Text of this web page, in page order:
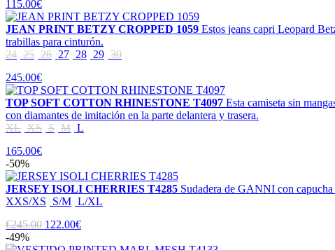
115.00€
JEAN PRINT BETZY CROPPED 1059 Estos jeans capri Leopard
trabillas para cinturón.
24 25 26 27 28 29 30
245.00€
TOP SOFT COTTON RHINESTONE T4097 Esta camiseta sin
con diamantes de imitación en la parte delantera y trasera.
XL XS S M L
165.00€
-50%
JERSEY ISOLI CHERRIES T4285 Sudadera de GANNI con
XXS/XS
S/M L/XL
€245.00 122.00€
-49%